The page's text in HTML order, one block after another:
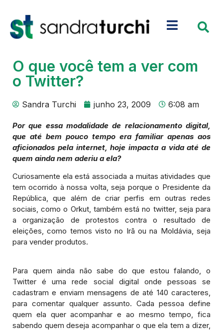
O que você tem a ver com
o Twitter?
Sandra Turchi junho 23, 2009 6:08 am
Por que essa modalidade de relacionamento digital,
que até bem pouco tempo era familiar apenas aos
aficionados pela internet, hoje impacta a vida até de
quem ainda nem aderiu a ela?
Curiosamente ela está associada a muitas atividades que
tem ocorrido à nossa volta, seja porque o Presidente da
República, que além de criar perfis em outras redes
sociais, como o Orkut, também está no twitter, seja para
a organização de protestos contra o resultado de
eleições, como temos visto no Irã ou na Moldávia, seja
para vender produtos.
Para quem ainda não sabe do que estou falando, o
Twitter é uma rede social digital onde pessoas se
cadastram e enviam mensagens de até 140 caracteres,
para comentar qualquer assunto. Cada pessoa define
quem ela quer acompanhar e ao mesmo tempo, fica
sabendo quem deseja acompanhar o que ela tem a dizer,